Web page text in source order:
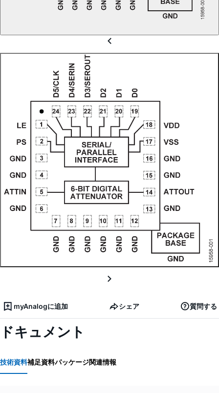
myAnalogに追加 シェア 質問する
ドキュメント
技術資料補足資料パッケージ関連情報